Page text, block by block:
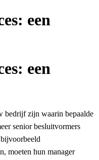
een
een
bedrijf zijn waarin bepaalde
senior besluitvormers
moeten hun manager